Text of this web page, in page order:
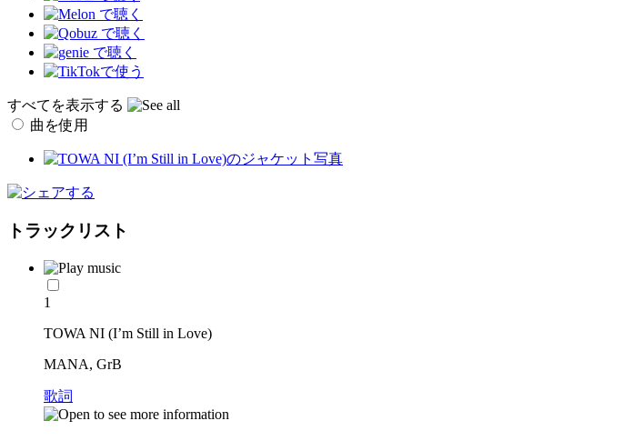
すべてを表示する
曲を使用
トラックリスト
1
TOWA NI (I’m Still in Love)
MANA, GrB
歌詞